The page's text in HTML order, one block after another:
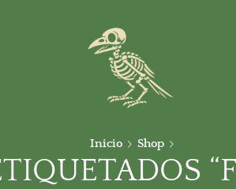
Inicio Shop